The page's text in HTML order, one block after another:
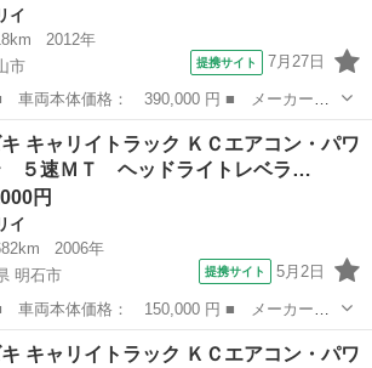
イ
2012年
市
提携サイト 7月27日
： キャリイトラック ■ グレード名： Ｋ
■ 排気量： 660cc ■ ドア枚数： 2D ■ ミ
キャリイ
キャリイトラック ＫＣエアコン・パワ
５速ＭＴ ヘッドライトレベラ…
円
イ
2006年
明石市
提携サイト 5月2日
： キャリイトラック ■ グレード名： Ｋ
５速ＭＴ ヘッドライトレベライザー パワ
ャリイ
キャリイトラック ＫＣエアコン・パワ